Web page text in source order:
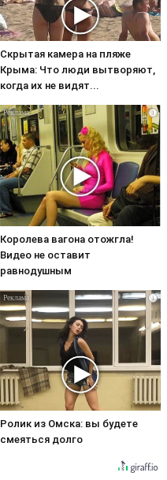
Скрытая камера на пляже
Крыма: Что люди вытворяют,
когда их не видят...
i
Королева вагона отожгла!
Видео не оставит
равнодушным
i
Ролик из Омска: вы будете
смеяться долго